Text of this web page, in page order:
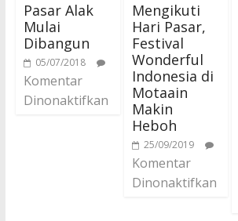
Pasar Alak
Mulai
Dibangun
05/07/2018
Komentar
Dinonaktifkan
Mengikuti
Hari Pasar,
Festival
Wonderful
Indonesia di
Motaain
Makin
Heboh
25/09/2019
Komentar
Dinonaktifkan